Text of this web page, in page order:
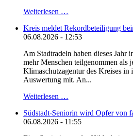
Weiterlesen …
Kreis meldet Rekordbeteiligung
06.08.2026 - 12:53
Am Stadtradeln haben dieses Jahr
mehr Menschen teilgenommen als
Klimaschutzagentur des Kreises in
Auswertung mit. An...
Weiterlesen …
Südstadt-Seniorin wird Opfer von
06.08.2026 - 11:55